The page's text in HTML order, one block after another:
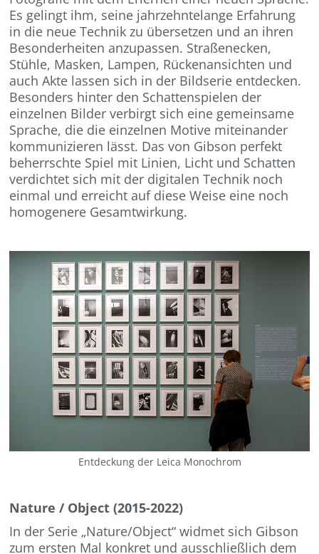
Es gelingt ihm, seine jahrzehntelange Erfahrung
in die neue Technik zu übersetzen und an ihren
Besonderheiten anzupassen. Straßenecken,
Stühle, Masken, Lampen, Rückenansichten und
auch Akte lassen sich in der Bildserie entdecken.
Besonders hinter den Schattenspielen der
einzelnen Bilder verbirgt sich eine gemeinsame
Sprache, die die einzelnen Motive miteinander
kommunizieren lässt. Das von Gibson perfekt
beherrschte Spiel mit Linien, Licht und Schatten
verdichtet sich mit der digitalen Technik noch
einmal und erreicht auf diese Weise eine noch
homogenere Gesamtwirkung.
Entdeckung der Leica Monochrom
Nature / Object (2015-2022)
In der Serie „Nature/Object“ widmet sich Gibson
zum ersten Mal konkret und ausschließlich dem